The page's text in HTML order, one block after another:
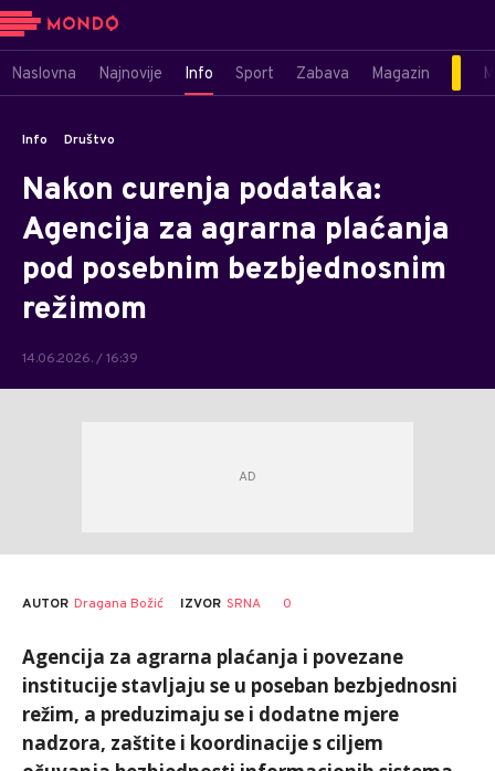
Naslovna Najnovije Info Sport Zabava Magazin
Info Društvo
Nakon curenja podataka:
Agencija za agrarna plaćanja
pod posebnim bezbjednosnim
režimom
14.06.2026. / 16:39
AUTOR Dragana Božić IZVOR SRNA 0
Agencija za agrarna plaćanja i povezane
institucije stavljaju se u poseban bezbjednosni
režim, a preduzimaju se i dodatne mjere
nadzora, zaštite i koordinacije s ciljem